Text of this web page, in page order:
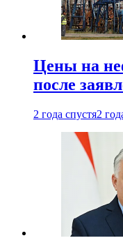
Цены на
после
2 года спустя2